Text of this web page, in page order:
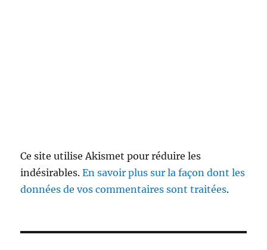
Ce site utilise Akismet pour réduire les
indésirables.En savoir plus sur la façon dont les
données de vos commentaires sont traitées.